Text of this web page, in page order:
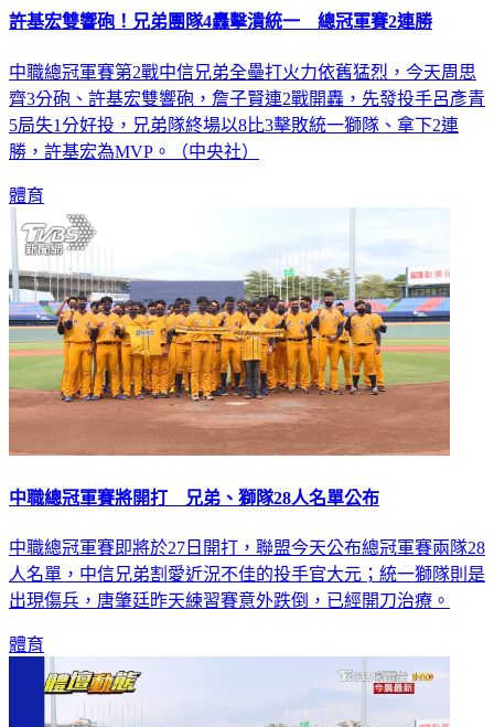
許基宏雙響砲！兄弟團隊4轟擊潰統一 總冠軍賽2連勝
中職總冠軍賽第2戰中信兄弟全壘打火力依舊猛烈，今天周思
齊3分砲、許基宏雙響砲，詹子賢連2戰開轟，先發投手呂彥青
5局失1分好投，兄弟隊終場以8比3擊敗統一獅隊、拿下2連
勝，許基宏為MVP。（中央社）
體育
中職總冠軍賽將開打 兄弟、獅隊28人名單公布
中職總冠軍賽即將於27日開打，聯盟今天公布總冠軍賽兩隊28
人名單，中信兄弟割愛近況不佳的投手官大元；統一獅隊則是
出現傷兵，唐肇廷昨天練習賽意外跌倒，已經開刀治療。
體育